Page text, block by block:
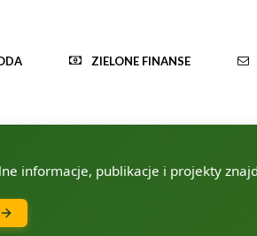
ZIELONE FINANSE
informacje, publikacje i projekty